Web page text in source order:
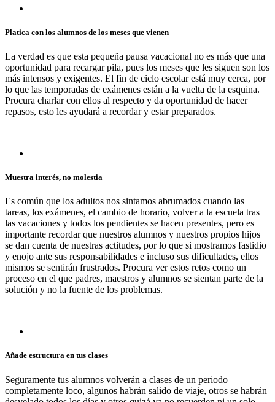
Platica con los alumnos de los meses que vienen
La verdad es que esta pequeña pausa vacacional no es más que una
oportunidad para recargar pila, pues los meses que les siguen son los
más intensos y exigentes. El fin de ciclo escolar está muy cerca, por
lo que las temporadas de exámenes están a la vuelta de la esquina.
Procura charlar con ellos al respecto y da oportunidad de hacer
repasos, esto les ayudará a recordar y estar preparados.
Muestra interés, no molestia
Es común que los adultos nos sintamos abrumados cuando las
tareas, los exámenes, el cambio de horario, volver a la escuela tras
las vacaciones y todos los pendientes se hacen presentes, pero es
importante recordar que nuestros alumnos y nuestros propios hijos
se dan cuenta de nuestras actitudes, por lo que si mostramos fastidio
y enojo ante sus responsabilidades e incluso sus dificultades, ellos
mismos se sentirán frustrados. Procura ver estos retos como un
proceso en el que padres, maestros y alumnos se sientan parte de la
solución y no la fuente de los problemas.
Añade estructura en tus clases
Seguramente tus alumnos volverán a clases de un periodo
completamente loco, algunos habrán salido de viaje, otros se habrán